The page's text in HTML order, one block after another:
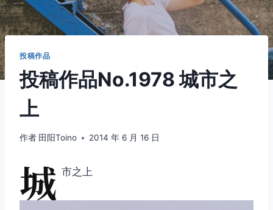
投稿作品
投稿作品No.1978 城市之
上
作者 田阳Toino 2014 年 6 月 16 日
城 市之上